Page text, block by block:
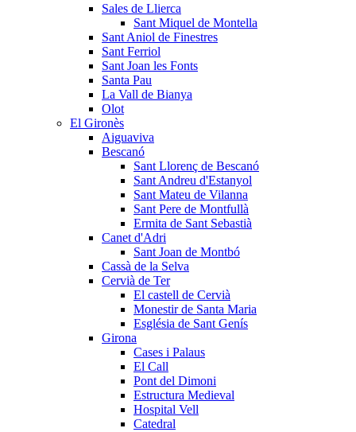
Sales de Llierca
Sant Miquel de Montella
Sant Aniol de Finestres
Sant Ferriol
Sant Joan les Fonts
Santa Pau
La Vall de Bianya
Olot
El Gironès
Aiguaviva
Bescanó
Sant Llorenç de Bescanó
Sant Andreu d'Estanyol
Sant Mateu de Vilanna
Sant Pere de Montfullà
Ermita de Sant Sebastià
Canet d'Adri
Sant Joan de Montbó
Cassà de la Selva
Cervià de Ter
El castell de Cervià
Monestir de Santa Maria
Església de Sant Genís
Girona
Cases i Palaus
El Call
Pont del Dimoni
Estructura Medieval
Hospital Vell
Catedral